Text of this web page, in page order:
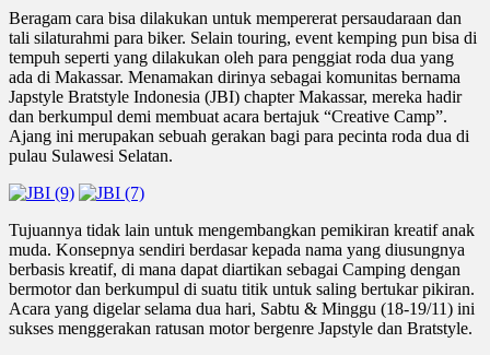
Beragam cara bisa dilakukan untuk mempererat persaudaraan dan
tali silaturahmi para biker. Selain touring, event kemping pun bisa di
tempuh seperti yang dilakukan oleh para penggiat roda dua yang
ada di Makassar. Menamakan dirinya sebagai komunitas bernama
Japstyle Bratstyle Indonesia (JBI) chapter Makassar, mereka hadir
dan berkumpul demi membuat acara bertajuk “Creative Camp”.
Ajang ini merupakan sebuah gerakan bagi para pecinta roda dua di
pulau Sulawesi Selatan.
Tujuannya tidak lain untuk mengembangkan pemikiran kreatif anak
muda. Konsepnya sendiri berdasar kepada nama yang diusungnya
berbasis kreatif, di mana dapat diartikan sebagai Camping dengan
bermotor dan berkumpul di suatu titik untuk saling bertukar pikiran.
Acara yang digelar selama dua hari, Sabtu & Minggu (18-19/11) ini
sukses menggerakan ratusan motor bergenre Japstyle dan Bratstyle.